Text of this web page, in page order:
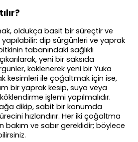
oldukça basit bir süreçtir ve
dip sürgünleri ve yaprak
tabanındaki sağlıklı
yeni bir saksıda
köklenerek yeni bir Yuka
kesimleri ile çoğaltmak için ise,
bir yaprak kesip, suya veya
işlemi yapılmalıdır.
dikip, sabit bir konumda
hızlandırır. Her iki çoğaltma
ve sabır gereklidir; böylece